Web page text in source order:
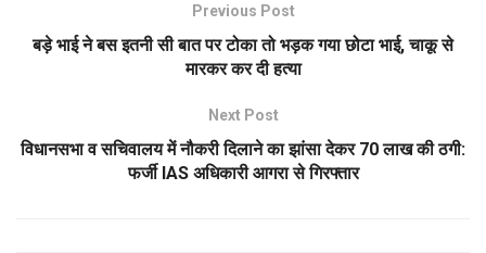
Previous Post
बड़े भाई ने बस इतनी सी बात पर टोका तो भड़क गया छोटा भाई, चाकू से
मारकर कर दी हत्या
Next Post
विधानसभा व सचिवालय में नौकरी दिलाने का झांसा देकर 70 लाख की ठगी:
फर्जी IAS अधिकारी आगरा से गिरफ्तार